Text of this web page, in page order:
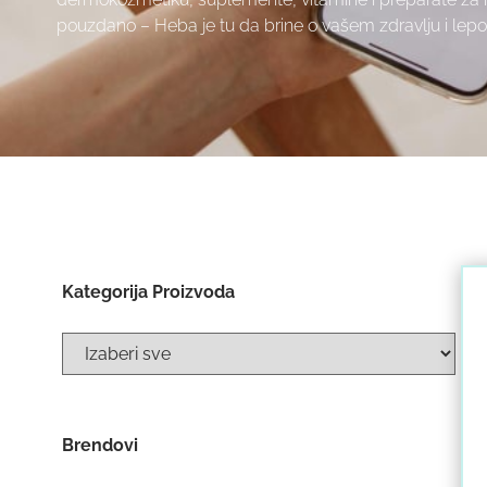
pouzdano – Heba je tu da brine o vašem zdravlju i
Kategorija Proizvoda
Brendovi